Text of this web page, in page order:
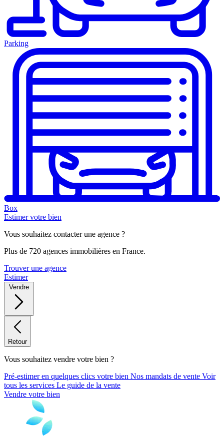
Parking
Box
Estimer votre bien
Vous souhaitez contacter une agence ?
Plus de 720 agences immobilières en France.
Trouver une agence
Estimer
Vendre
Retour
Vous souhaitez vendre votre bien ?
Pré-estimer en quelques clics votre bien Nos mandats de vente Voir
tous les services Le guide de la vente
Vendre votre bien